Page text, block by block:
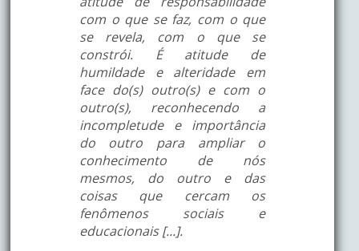
com o que se faz, com o que
se revela, com o que se
constrói. É atitude de
humildade e alteridade em
face do(s) outro(s) e com o
outro(s), reconhecendo a
incompletude e importância
do outro para ampliar o
conhecimento de nós
mesmos, do outro e das
coisas que cercam os
fenômenos sociais e
educacionais [...].